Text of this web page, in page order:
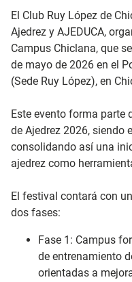
El Club Ruy López de
Ajedrez y AJEDUCA,
Campus Chiclana, que
de mayo de 2026 en el
(Sede Ruy López), en
Este evento forma parte
de Ajedrez 2026, siendo
consolidando así una
ajedrez como
El festival contará con
dos fases:
Fase 1: Campus
de entrenamiento
orientadas a